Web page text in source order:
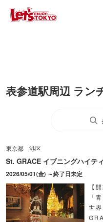
表参道駅周辺 ラン
東京都 港区
St. GRACE イブニングハイテ
2026/05/01(金) ～終了日未定
【
「
世